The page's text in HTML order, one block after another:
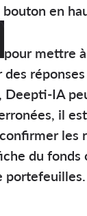
en
pour mettre
IA
il
les
du fonds
portefeuilles.